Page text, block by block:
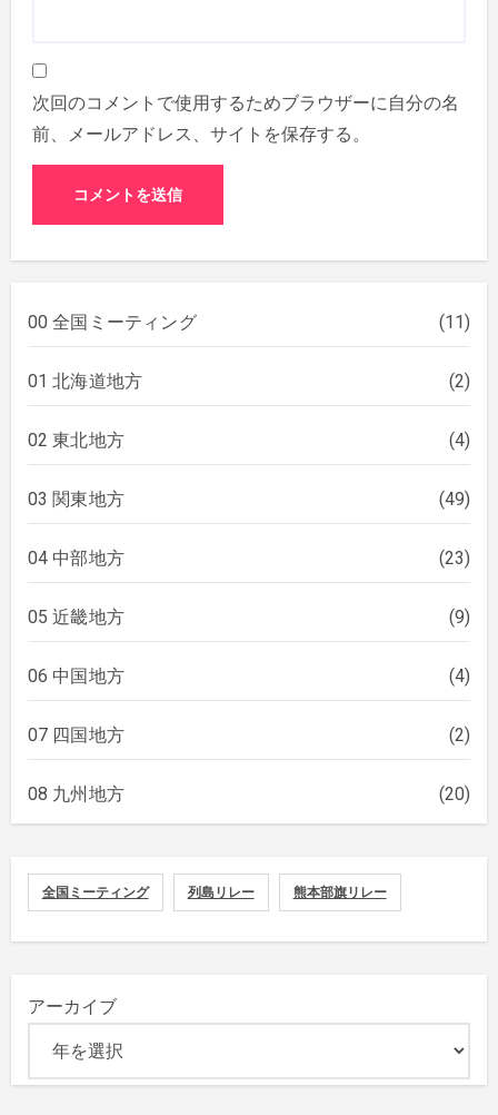
次回のコメントで使用するためブラウザーに自分の名
前、メールアドレス、サイトを保存する。
00 全国ミーティング (11)
01 北海道地方 (2)
02 東北地方 (4)
03 関東地方 (49)
04 中部地方 (23)
05 近畿地方 (9)
06 中国地方 (4)
07 四国地方 (2)
08 九州地方 (20)
全国ミーティング 列島リレー 熊本部旗リレー
アーカイブ